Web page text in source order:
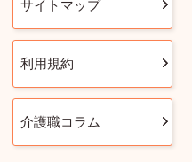
サイトマップ
利用規約
介護職コラム